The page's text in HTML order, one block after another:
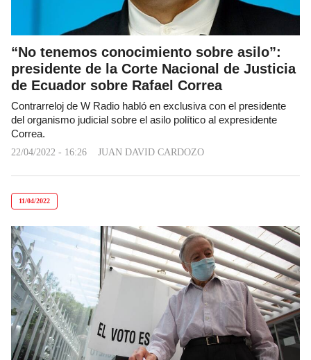
“No tenemos conocimiento sobre asilo”:
presidente de la Corte Nacional de Justicia
de Ecuador sobre Rafael Correa
Contrarreloj de W Radio habló en exclusiva con el presidente
del organismo judicial sobre el asilo político al expresidente
Correa.
22/04/2022 - 16:26 JUAN DAVID CARDOZO
11/04/2022